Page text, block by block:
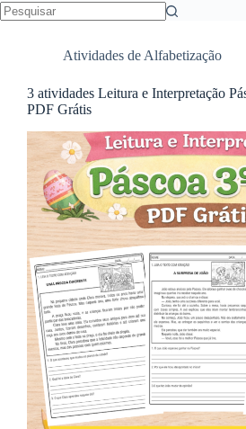
Atividades de Alfabetização
3 atividades Leitura e Interpretação
PDF Grátis